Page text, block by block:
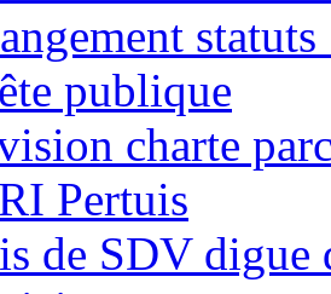
publique
charte
Pertuis
de SDV digue